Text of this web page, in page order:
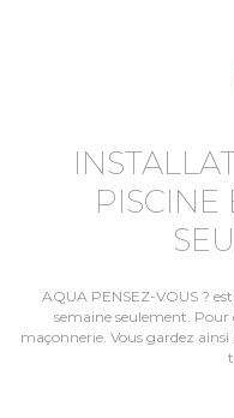
PISCINE
AQUA PENSEZ-VOUS ?
semaine seulement. Pour
maçonnerie. Vous gardez